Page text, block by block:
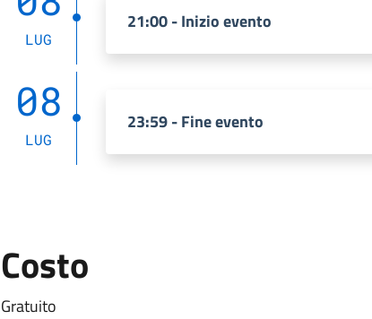
LUG
21:00 - Inizio evento
08
LUG
23:59 - Fine evento
Costo
Gratuito